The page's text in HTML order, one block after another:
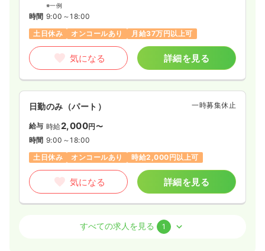
※一例
時間 9:00～18:00
土日休み
オンコールあり 月給37万円以上可
気になる 詳細を見る
日勤のみ（パート） 一時募集休止
給与 時給2,000円〜
時間 9:00～18:00
土日休み
オンコールあり 時給2,000円以上可
気になる 詳細を見る
正看護師 / 管理職
すべての求人を見る 1